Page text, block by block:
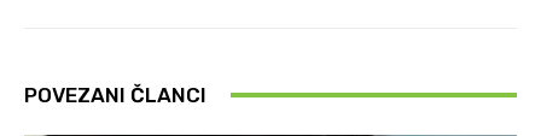
POVEZANI ČLANCI